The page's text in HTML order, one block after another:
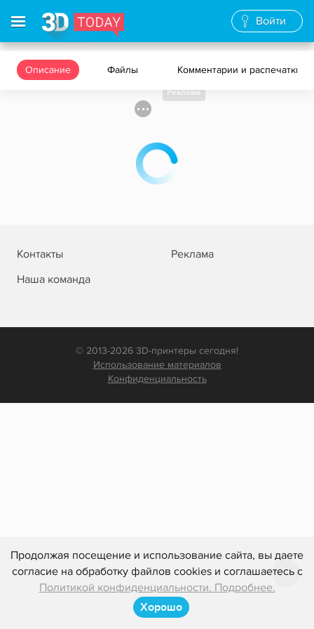
Продолжая посещение и использование сайта, вы даете
согласие на обработку файлов cookies и соглашаетесь с
Политикой конфиденциальности. Подробнее.
Хорошо
Войти
Описание Файлы Комментарии и распечатки
Реклама
Контакты
Реклама
Наша команда
© 2013-2026 3D-принтеры сегодня!
Использование материалов
Конфиденциальность